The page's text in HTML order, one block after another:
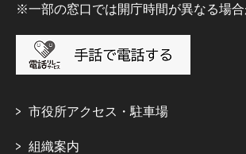
※一部の窓口では開庁時間が異なる場
市役所アクセス・駐車場
組織案内